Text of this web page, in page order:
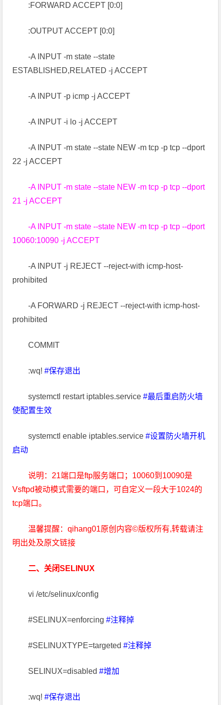
:FORWARD ACCEPT [0:0]
:OUTPUT ACCEPT [0:0]
-A INPUT -m state --state
ESTABLISHED,RELATED -j ACCEPT
-A INPUT -p icmp -j ACCEPT
-A INPUT -i lo -j ACCEPT
-A INPUT -m state --state NEW -m tcp -p tcp --dport
22 -j ACCEPT
-A INPUT -m state --state NEW -m tcp -p tcp --dport
21 -j ACCEPT
-A INPUT -m state --state NEW -m tcp -p tcp --dport
10060:10090 -j ACCEPT
-A INPUT -j REJECT --reject-with icmp-host-
prohibited
-A FORWARD -j REJECT --reject-with icmp-host-
prohibited
COMMIT
:wq!#保存退出
systemctl restart iptables.service#最后重启防火墙
使配置生效
systemctl enable iptables.service#设置防火墙开机
启动
说明：21端口是ftp服务端口；10060到10090是
Vsftpd被动模式需要的端口，可自定义一段大于1024的
tcp端口。
温馨提醒：qihang01原创内容©版权所有,转载请注
明出处及原文链接
二、关闭SELINUX
vi /etc/selinux/config
#SELINUX=enforcing#注释掉
#SELINUXTYPE=targeted#注释掉
SELINUX=disabled#增加
:wq!#保存退出